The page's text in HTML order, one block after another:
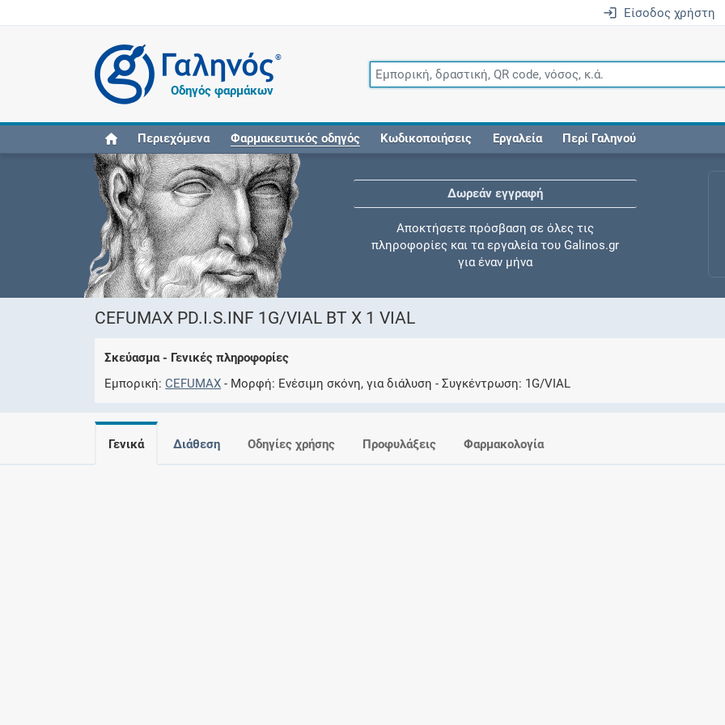
Είσοδος χρήστη
®
Οδηγός φαρμάκων
Περιεχόμενα Φαρμακευτικός οδηγός Κωδικοποιήσεις Εργαλεία Περί Γαληνού
Δωρεάν εγγραφή
Αποκτήσετε πρόσβαση σε όλες τις
πληροφορίες και τα εργαλεία του Galinos.gr
για έναν μήνα
Ελέγξτε την αγωγή σας για αντενδείξεις και
CEFUMAX PD.I.S.INF 1G/VIAL BT X 1 VIAL
Σκεύασμα - Γενικές πληροφορίες
Εμπορική CEFUMAX Μορφή Ενέσιμη σκόνη, για διάλυση Συγκέντρωση 1G/VIAL
Γενικά Διάθεση Οδηγίες χρήσης Προφυλάξεις Φαρμακολογία